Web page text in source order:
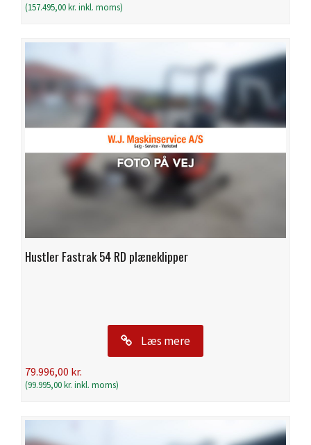
(157.495,00kr. inkl. moms)
Hustler Fastrak 54 RD plæneklipper
Læs mere
79.996,00 kr.
(99.995,00kr. inkl. moms)